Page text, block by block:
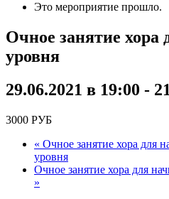
Это мероприятие прошло.
Очное занятие хора
уровня
29.06.2021 в 19:00 -
3000 РУБ
« Очное занятие хора для
уровня
Очное занятие хора для
»